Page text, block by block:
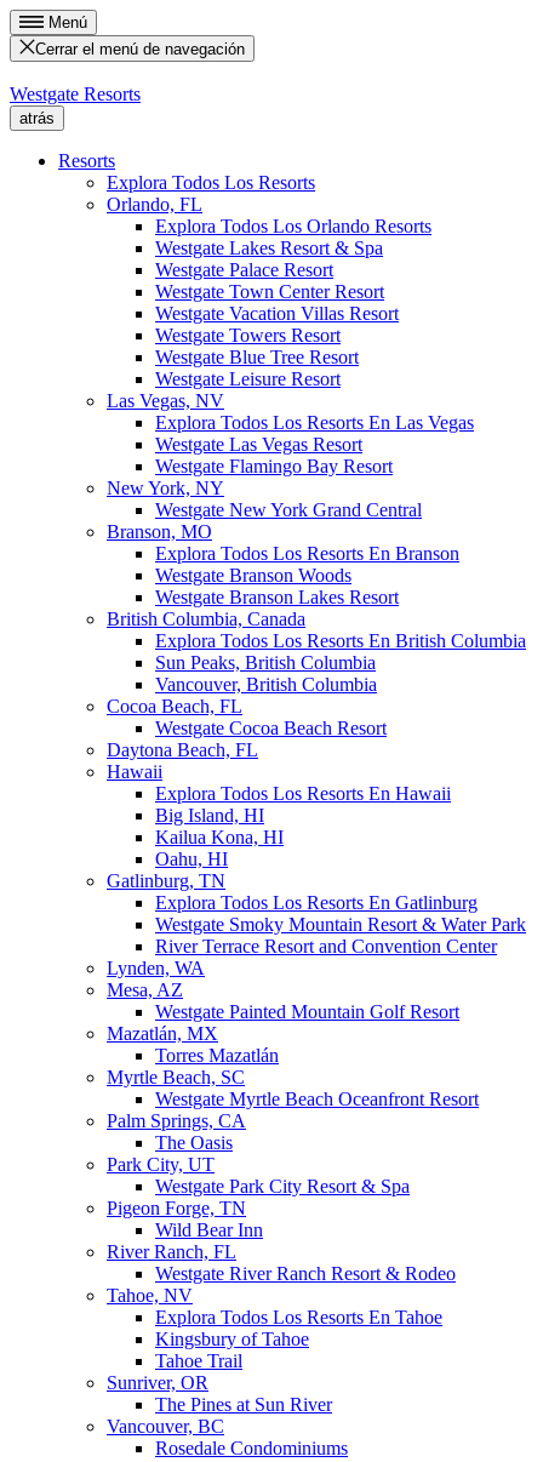
Menú
Cerrar el menú de navegación
Westgate Resorts
atrás
Resorts
Explora Todos Los Resorts
Orlando, FL
Explora Todos Los Orlando Resorts
Westgate Lakes Resort & Spa
Westgate Palace Resort
Westgate Town Center Resort
Westgate Vacation Villas Resort
Westgate Towers Resort
Westgate Blue Tree Resort
Westgate Leisure Resort
Las Vegas, NV
Explora Todos Los Resorts En Las Vegas
Westgate Las Vegas Resort
Westgate Flamingo Bay Resort
New York, NY
Westgate New York Grand Central
Branson, MO
Explora Todos Los Resorts En Branson
Westgate Branson Woods
Westgate Branson Lakes Resort
British Columbia, Canada
Explora Todos Los Resorts En British Columbia
Sun Peaks, British Columbia
Vancouver, British Columbia
Cocoa Beach, FL
Westgate Cocoa Beach Resort
Daytona Beach, FL
Hawaii
Explora Todos Los Resorts En Hawaii
Big Island, HI
Kailua Kona, HI
Oahu, HI
Gatlinburg, TN
Explora Todos Los Resorts En Gatlinburg
Westgate Smoky Mountain Resort & Water Park
River Terrace Resort and Convention Center
Lynden, WA
Mesa, AZ
Westgate Painted Mountain Golf Resort
Mazatlán, MX
Torres Mazatlán
Myrtle Beach, SC
Westgate Myrtle Beach Oceanfront Resort
Palm Springs, CA
The Oasis
Park City, UT
Westgate Park City Resort & Spa
Pigeon Forge, TN
Wild Bear Inn
River Ranch, FL
Westgate River Ranch Resort & Rodeo
Tahoe, NV
Explora Todos Los Resorts En Tahoe
Kingsbury of Tahoe
Tahoe Trail
Sunriver, OR
The Pines at Sun River
Vancouver, BC
Rosedale Condominiums